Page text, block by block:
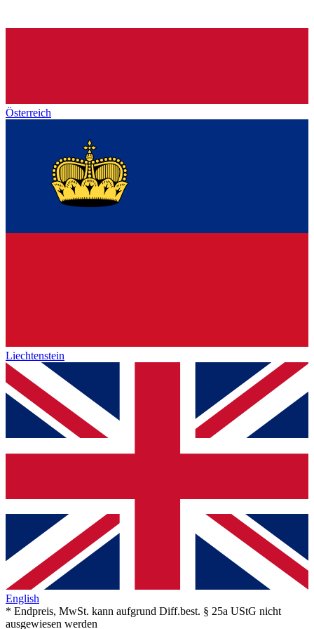
Österreich
Liechtenstein
English
* Endpreis, MwSt. kann aufgrund Diff.best. § 25a UStG nicht
ausgewiesen werden